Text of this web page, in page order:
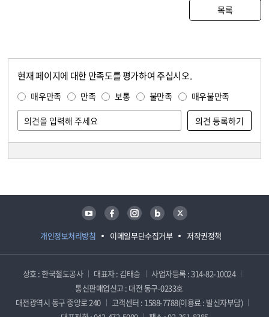
목록
현재 페이지에 대한 만족도를 평가하여 주십시오.
매우만족 만족 보통 불만족 매우불만족
개인정보처리방침 이메일무단수집거부 저작권정책
유튜브 페이스북 인스타그램 블로그 트위터
상호 : 한국철도공사 대표자 : 김태승
사업자등록 : 314-82-10024
통신판매업신고 : 대전 동구-0233호
대전광역시 동구 중앙로 240
고객센터 : 1588-7788(이용료 : 발신자부담)